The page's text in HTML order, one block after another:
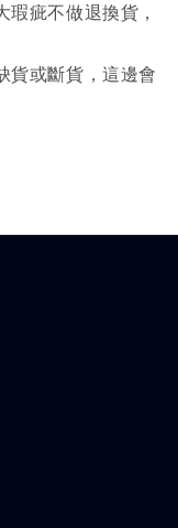
疵不做退換貨，
貨或斷貨，這邊會